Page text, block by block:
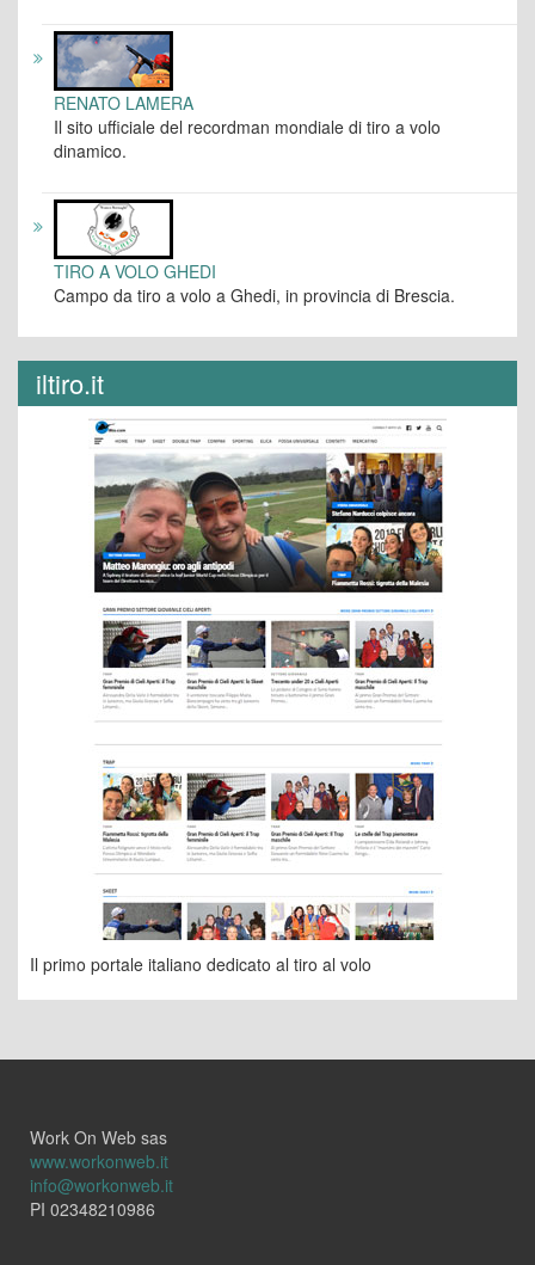
RENATO LAMERA
Il sito ufficiale del recordman mondiale di tiro a volo
dinamico.
TIRO A VOLO GHEDI
Campo da tiro a volo a Ghedi, in provincia di Brescia.
iltiro.it
Il primo portale italiano dedicato al tiro al volo
Work On Web sas
www.workonweb.it
info@workonweb.it
PI 02348210986